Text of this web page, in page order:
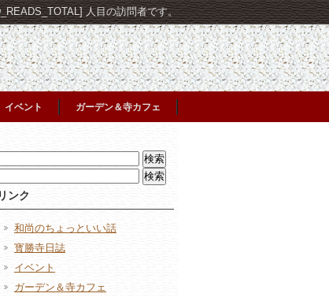
人目の訪問者です。
イベント ガーデン＆寺カフェ
:
索:
リンク
和尚のちょっといい話
寳勝寺日誌
イベント
ガーデン＆寺カフェ